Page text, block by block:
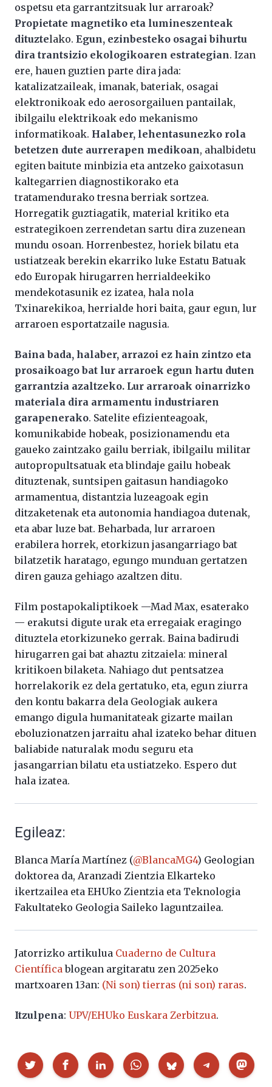
ospetsu eta garrantzitsuak lur arraroak?
Propietate magnetiko eta lumineszenteak
dituztelako. Egun, ezinbesteko osagai bihurtu
dira trantsizio ekologikoaren estrategian. Izan
ere, hauen guztien parte dira jada:
katalizatzaileak, imanak, bateriak, osagai
elektronikoak edo aerosorgailuen pantailak,
ibilgailu elektrikoak edo mekanismo
informatikoak. Halaber, lehentasunezko rola
betetzen dute aurrerapen medikoan, ahalbidetu
egiten baitute minbizia eta antzeko gaixotasun
kaltegarrien diagnostikorako eta
tratamendurako tresna berriak sortzea.
Horregatik guztiagatik, material kritiko eta
estrategikoen zerrendetan sartu dira zuzenean
mundu osoan. Horrenbestez, horiek bilatu eta
ustiatzeak berekin ekarriko luke Estatu Batuak
edo Europak hirugarren herrialdeekiko
mendekotasunik ez izatea, hala nola
Txinarekikoa, herrialde hori baita, gaur egun, lur
arraroen esportatzaile nagusia.
Baina bada, halaber, arrazoi ez hain zintzo eta
prosaikoago bat lur arraroek egun hartu duten
garrantzia azaltzeko. Lur arraroak oinarrizko
materiala dira armamentu industriaren
garapenerako. Satelite efizienteagoak,
komunikabide hobeak, posizionamendu eta
gaueko zaintzako gailu berriak, ibilgailu militar
autopropultsatuak eta blindaje gailu hobeak
dituztenak, suntsipen gaitasun handiagoko
armamentua, distantzia luzeagoak egin
ditzaketenak eta autonomia handiagoa dutenak,
eta abar luze bat. Beharbada, lur arraroen
erabilera horrek, etorkizun jasangarriago bat
bilatzetik haratago, egungo munduan gertatzen
diren gauza gehiago azaltzen ditu.
Film postapokaliptikoek —Mad Max, esaterako
— erakutsi digute urak eta erregaiak eragingo
dituztela etorkizuneko gerrak. Baina badirudi
hirugarren gai bat ahaztu zitzaiela: mineral
kritikoen bilaketa. Nahiago dut pentsatzea
horrelakorik ez dela gertatuko, eta, egun ziurra
den kontu bakarra dela Geologiak aukera
emango digula humanitateak gizarte mailan
eboluzionatzen jarraitu ahal izateko behar dituen
baliabide naturalak modu seguru eta
jasangarrian bilatu eta ustiatzeko. Espero dut
hala izatea.
Egileaz:
Blanca María Martínez (@BlancaMG4) Geologian
doktorea da, Aranzadi Zientzia Elkarteko
ikertzailea eta EHUko Zientzia eta Teknologia
Fakultateko Geologia Saileko laguntzailea.
Jatorrizko artikulua Cuaderno de Cultura
Científica blogean argitaratu zen 2025eko
martxoaren 13an: (Ni son) tierras (ni son) raras.
Itzulpena: UPV/EHUko Euskara Zerbitzua.
Partekatu